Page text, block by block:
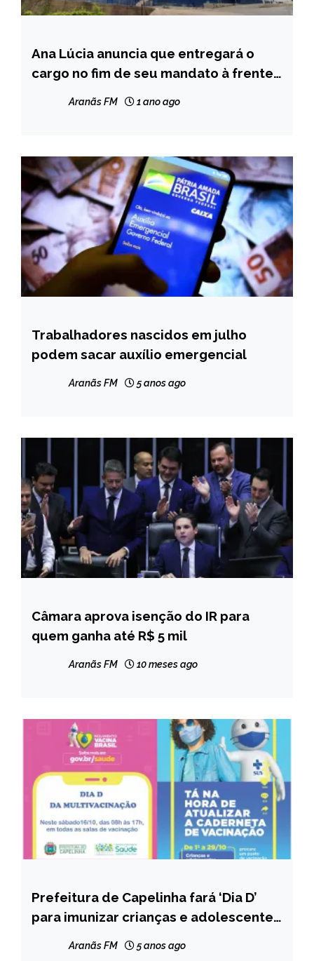
CAPELINHA
NOTÍCIAS
Ana Lúcia anuncia que entregará o
cargo no fim de seu mandato à frente
da Fundação Hospitalar São Vicente
de Paulo, em Capelinha
Aranãs FM 1 ano ago
BRASIL
NOTÍCIAS
Trabalhadores nascidos em julho
podem sacar auxílio emergencial
Aranãs FM 5 anos ago
BRASIL
NOTÍCIAS
Câmara aprova isenção do IR para
quem ganha até R$ 5 mil
Aranãs FM 10 meses ago
CAPELINHA
NOTÍCIAS
Prefeitura de Capelinha fará ‘Dia D’
para imunizar crianças e adolescentes
em campanha de multivacinação
Aranãs FM 5 anos ago